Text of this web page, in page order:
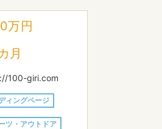
万円
月
100-giri.com
ィングページ
ツ・アウトドア